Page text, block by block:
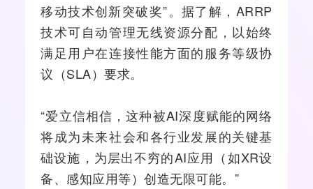
移动技术创新突破奖”。据了解，ARRP
技术可自动管理无线资源分配，以始终
满足用户在连接性能方面的服务等级协
议（SLA）要求。
“爱立信相信，这种被AI深度赋能的网络
将成为未来社会和各行业发展的关键基
础设施，为层出不穷的AI应用（如XR设
备、感知应用等）创造无限可能。”